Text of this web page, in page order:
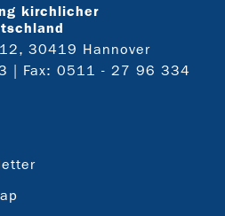
kirchlicher
30419 Hannover
| Fax: 0511 - 27 96 334